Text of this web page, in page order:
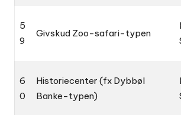
5
9
Givskud Zoo-safari-typen
6
0
Historiecenter (fx Dybbøl
Banke-typen)